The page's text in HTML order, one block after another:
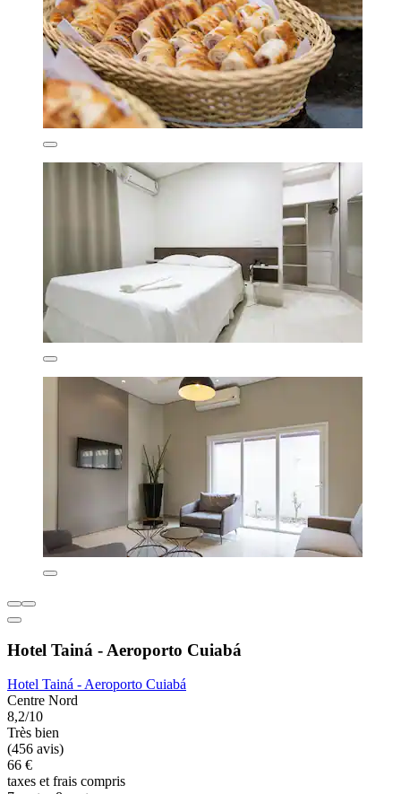
Hotel Tainá - Aeroporto Cuiabá
Hotel Tainá - Aeroporto Cuiabá
Centre Nord
8,2/10
Très bien
(456 avis)
66 €
taxes et frais compris